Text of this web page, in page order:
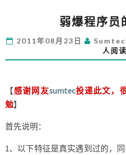
爆
序
员
征
弱爆程序员
2011年08月23日 Sumtec
人阅读
【感谢网友sumtec投递此文，
勉】
首先说明：
1、以下特征是真实遇到过的，